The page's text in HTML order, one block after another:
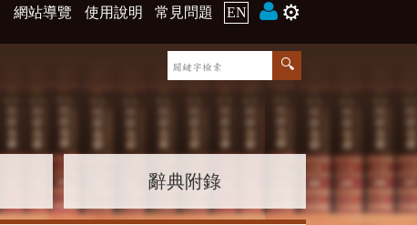
網站導覽 使用說明 常見問題 EN ⚙️
辭典附錄